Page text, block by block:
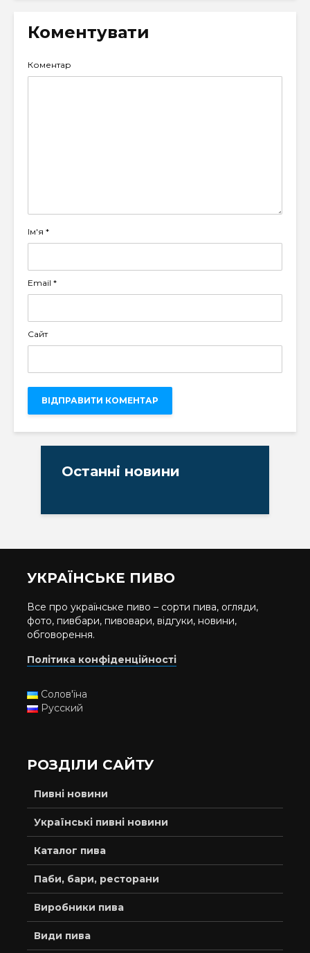
Коментувати
Коментар
Ім'я *
Email *
Сайт
Останні новини
УКРАЇНСЬКЕ ПИВО
Все про українське пиво – сорти пива, огляди,
фото, пивбари, пивовари, відгуки, новини,
обговорення.
Політика конфіденційності
Солов'їна
Русский
РОЗДІЛИ САЙТУ
Пивні новини
Українські пивні новини
Каталог пива
Паби, бари, ресторани
Виробники пива
Види пива